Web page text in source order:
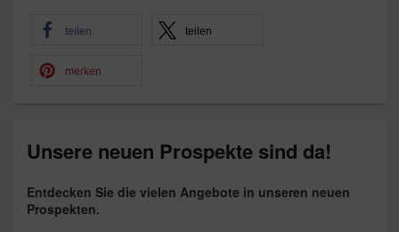
teilen teilen
merken
Unsere neuen Prospekte sind da!
Entdecken Sie die vielen Angebote in unseren neuen
Prospekten.